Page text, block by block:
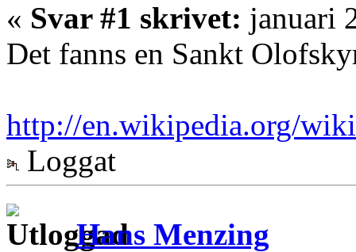
« Svar #1 skrivet: januari
Det fanns en Sankt
http://en.wikipedia.org/
Loggat
Hans Menzing